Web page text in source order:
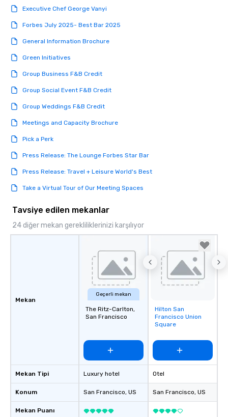
Executive Chef George Vanyi
Forbes July 2025- Best Bar 2025
General Information Brochure
Green Initiatives
Group Business F&B Credit
Group Social Event F&B Credit
Group Weddings F&B Credit
Meetings and Capacity Brochure
Pick a Perk
Press Release: The Lounge Forbes Star Bar
Press Release: Travel + Leisure World's Best
Take a Virtual Tour of Our Meeting Spaces
Tavsiye edilen mekanlar
24 diğer mekan gerekliliklerinizi karşılıyor
Mekan
Mekan Tipi
Konum
Mekan Puanı
Geçerli mekan
The Ritz-Carlton,
San Francisco
Luxury hotel
San Francisco, US
Removed from
favorites
Hilton San
Francisco Union
Square
Otel
San Francisco, US